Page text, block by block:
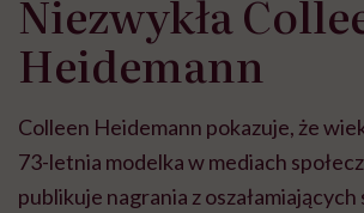
Niezwykła
Heidemann
Colleen Heidemann pokazuje, że
73-letnia modelka w mediach
publikuje nagrania z oszałamiających